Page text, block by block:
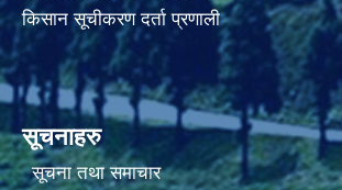
किसान सूचीकरण दर्ता प्रणाली
सूचनाहरु
सूचना तथा समाचार